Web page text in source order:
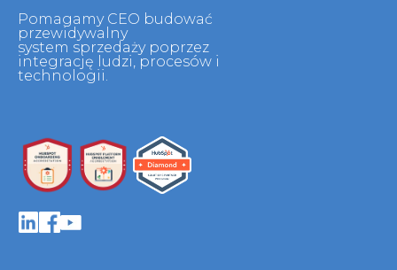
Pomagamy CEO budować
przewidywalny
system sprzedaży poprzez
integrację ludzi, procesów i
technologii.